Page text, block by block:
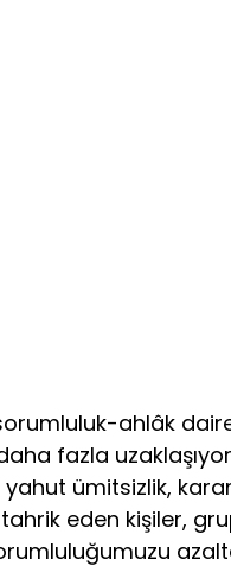
ahlâk
fazla
ümitsizlik,
eden kişiler,